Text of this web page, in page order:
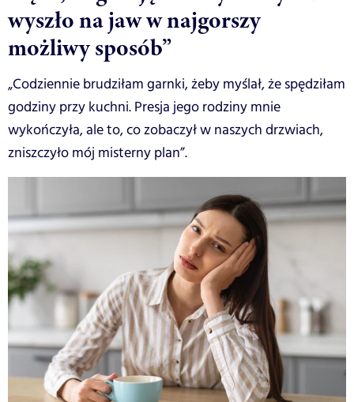
wyszło na jaw w najgorszy
możliwy sposób”
„Codziennie brudziłam garnki, żeby myślał, że spędziłam
godziny przy kuchni. Presja jego rodziny mnie
wykończyła, ale to, co zobaczył w naszych drzwiach,
zniszczyło mój misterny plan”.